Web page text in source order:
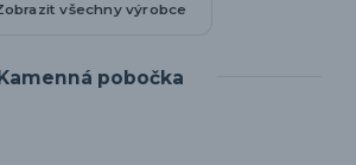
všechny výrobce
pobočka